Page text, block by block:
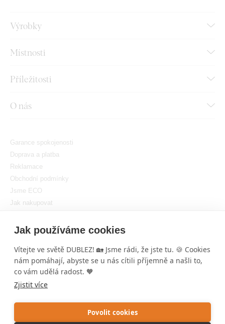
Jak používáme cookies
Vítejte ve světě DUBLEZ! 🏡 Jsme rádi, že jste tu. 🍪 Cookies
nám pomáhají, abyste se u nás cítili příjemně a našli to,
co vám udělá radost. 🧡
Zjistit více
Povolit cookies
Výrobky
Místnosti
Příležitosti
O nás
Garance spokojenosti
Doprava a platba
Reklamace
Obchodní podmínky
Jsme ECO
Jak nakupovat
Nastavit cookies
Tvorba výkonných internetových obchodů odRIESENIA
1
DUBLEZ
Tenhle obraz je symbolem růstu a klidu. Máme i